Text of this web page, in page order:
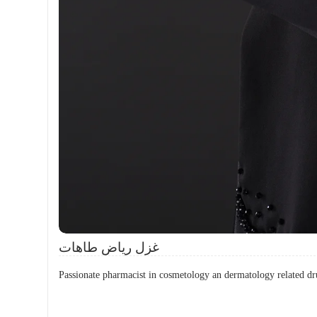
غزل رياض طاهات
Passionate pharmacist in cosmetology an dermatology related